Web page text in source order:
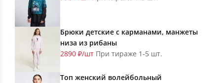
Брюки детские с карманами, манжеты
низа из рибаны
2890 ₽/шт При тираже 1-5 шт.
Топ женский волейбольный